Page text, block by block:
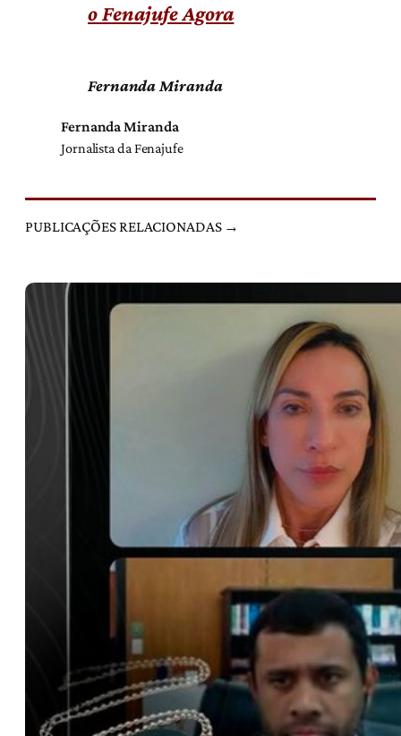
o Fenajufe Agora
Fernanda Miranda
Fernanda Miranda
Jornalista da Fenajufe
PUBLICAÇÕES RELACIONADAS →